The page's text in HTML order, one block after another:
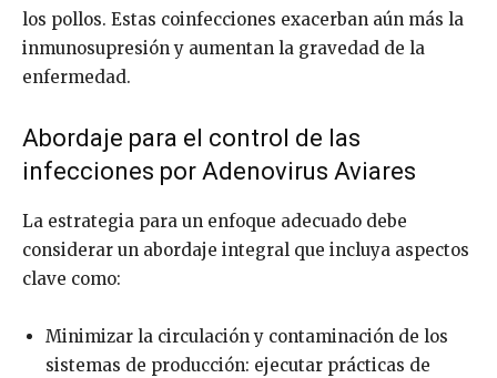
los pollos. Estas coinfecciones exacerban aún más la
inmunosupresión y aumentan la gravedad de la
enfermedad.
Abordaje para el control de las
infecciones por Adenovirus Aviares
La estrategia para un enfoque adecuado debe
considerar un abordaje integral que incluya aspectos
clave como:
Minimizar la circulación y contaminación de los
sistemas de producción: ejecutar prácticas de